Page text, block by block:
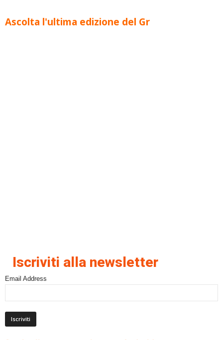
Ascolta l'ultima edizione del Gr
Iscriviti alla newsletter
Email Address